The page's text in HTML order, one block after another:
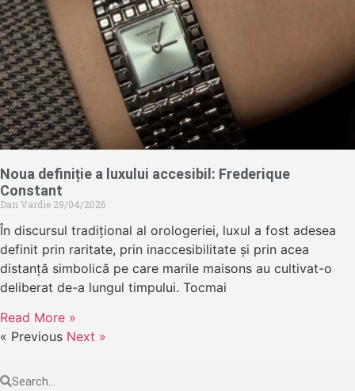
Noua definiție a luxului accesibil: Frederique
Constant
Dan Vardie 29/04/2026
În discursul tradițional al orologeriei, luxul a fost adesea
definit prin raritate, prin inaccesibilitate și prin acea
distanță simbolică pe care marile maisons au cultivat-o
deliberat de-a lungul timpului. Tocmai
Read More »
« Previous Next »